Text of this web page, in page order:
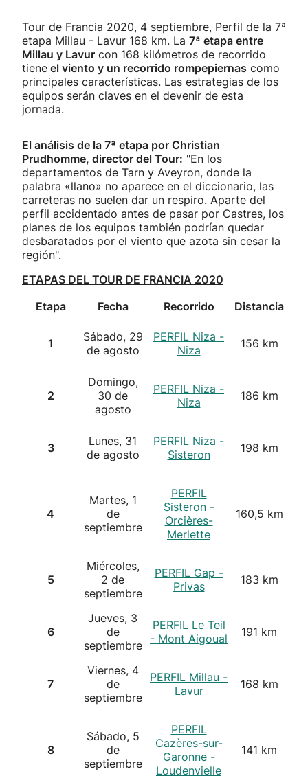
Tour de Francia 2020, 4 septiembre, Perfil de la 7ª
etapa Millau - Lavur 168 km. La 7ª etapa entre
Millau y Lavur con 168 kilómetros de recorrido
tiene el viento y un recorrido rompepiernas como
principales características. Las estrategias de los
equipos serán claves en el devenir de esta
jornada.
El análisis de la 7ª etapa por Christian
Prudhomme, director del Tour: "En los
departamentos de Tarn y Aveyron, donde la
palabra «llano» no aparece en el diccionario, las
carreteras no suelen dar un respiro. Aparte del
perfil accidentado antes de pasar por Castres, los
planes de los equipos también podrían quedar
desbaratados por el viento que azota sin cesar la
región".
ETAPAS DEL TOUR DE FRANCIA 2020
Etapa
Fecha Recorrido Distancia
1
Sábado, 29
de agosto
PERFIL Niza -
Niza
156 km
2
Domingo,
30 de
agosto
PERFIL Niza -
Niza
186 km
3
Lunes, 31
de agosto
PERFIL Niza -
Sisteron
198 km
4
Martes, 1
de
septiembre
PERFIL
Sisteron -
Orcières-
Merlette
160,5 km
5
Miércoles,
2 de
septiembre
PERFIL Gap -
Privas
183 km
6
Jueves, 3
de
septiembre
PERFIL Le Teil
- Mont Aigoual
191 km
7
Viernes, 4
de
septiembre
PERFIL Millau -
Lavur
168 km
8
Sábado, 5
de
septiembre
PERFIL
Cazères-sur-
Garonne -
Loudenvielle
141 km